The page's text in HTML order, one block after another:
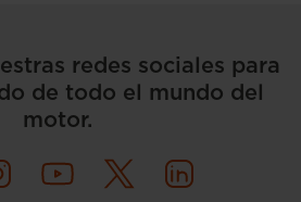
redes sociales para
de todo el mundo del
motor.